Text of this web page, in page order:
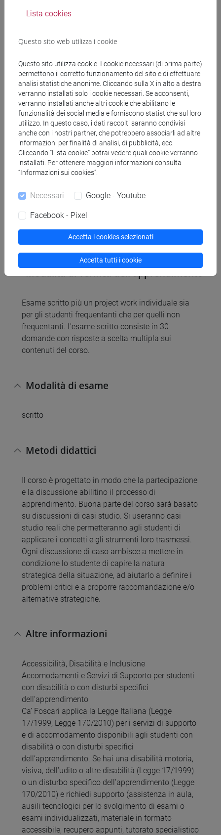
quello successivo della pianificazione.
2. L'evoluzione strategica
3.1 Governance (e leadership)
3.2 Missione
3.3 Visione
3.4 Strategia di business AS IS
3.5 Modello di business AS IS
3.6 Strategia e modello di business TO BE (piano
strategico di business)
3.7 Piano strategico (di Gruppo)
3.8 Monitoraggio
Testi di riferimento
Giappichelli, 2024
Modalità di verifica dell'apprendimento
Esame scritto più un project work individuale sia
per gli studenti frequentanti che per quelli non
frequentanti. L'esame scritto consiste in 30
domande con risposte a scelta multipla sui
contenuti del corso.
Modalità di esame
scritto
Metodi didattici
Il corso è progettato in modo che la partecipazione
e la discussione abilitino il processo di
apprendimento. Buona parte del corso sarà basato
su discussioni di casi studio. Si useranno casi
studio reali che permetteranno agli studenti di
applicare i concetti e gli strumenti loro trasmessi.
Ogni discussione di caso ambisce a mettere in
condizione lo studente di capire la natura
strategica della situazione, ad aiutarlo a definire i
problemi critici e a proporre raccomandazione e/o
alternative strategiche.
Altre informazioni
Accessibilità, Disabilità e Inclusione
Accomodamenti e Servizi di Supporto per studenti
con disabilità o con disturbi specifici
dell’apprendimento
Ca’ Foscari applica la Legge Italiana (Legge
17/1999; Legge 170/2010) per i servizi di supporto
e di accomodamento disponibili agli studenti con
disabilità o con disturbi specifici
dell’apprendimento. Se hai una disabilità motoria,
visiva, dell’udito o altre disabilità (Legge 17/1999)
o un disturbo specifico dell’apprendimento (Legge
170/2010) e richiedi supporto (assistenza in aula,
ausili tecnologici per lo svolgimento di esami o
esami individualizzati, materiale in formato
accessibile, recupero appunti, tutorato specialistico
Lista cookies
Questo sito web utilizza i cookie
Questo sito utilizza cookie. I cookie necessari (di prima parte)
permettono il corretto funzionamento del sito e di effettuare
analisi statistiche anonime. Cliccando sulla X in alto a destra
verranno installati solo i cookie necessari. Se acconsenti,
verranno installati anche altri cookie che abilitano le
funzionalità dei social media e forniscono statistiche sul loro
utilizzo. In questo caso, i dati raccolti saranno condivisi
anche con i nostri partner, che potrebbero associarli ad altre
informazioni per finalità di analisi, di pubblicità, ecc.
Cliccando “Lista cookie” potrai vedere quali cookie verranno
installati. Per ottenere maggiori informazioni consulta
“Informazioni sui cookies”.
Necessari Google - Youtube
Facebook - Pixel
Accetta i cookies selezionati
Accetta tutti i cookie